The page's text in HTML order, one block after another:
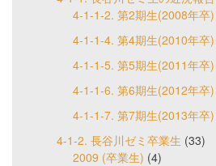
4-1-1-2. 第2期生(2008年卒)
4-1-1-4. 第4期生(2010年卒)
4-1-1-5. 第5期生(2011年卒)
4-1-1-6. 第6期生(2012年卒)
4-1-1-7. 第7期生(2013年卒)
4-1-2. 長谷川ゼミ卒業生 (33)
2009 (卒業生) (4)